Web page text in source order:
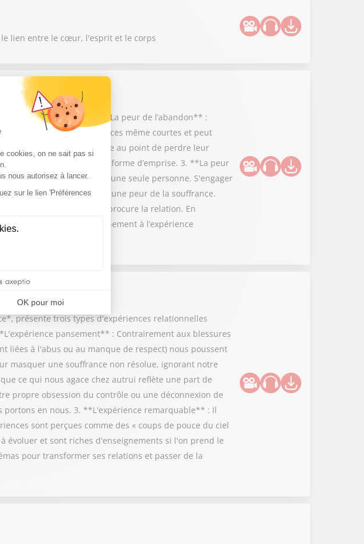
lien entre le cœur, l'esprit et le corps
amoureuses : 1. **La peur de l’abandon** :
lors d’absences même courtes et peut
d’être envahis par l’autre au point de perdre leur
trop envahissants ou une forme d’emprise. 3. **La peur
pour se consacrer à une seule personne. S'engager
elle est essentiellement une peur de la souffrance.
la joie et du bonheur que procure la relation. En
limitée, ou s’ouvrir pleinement à l’expérience
présente trois types d'expériences relationnelles
pansement** : Contrairement aux blessures
liées à l'abus ou au manque de respect) nous poussent
masquer une souffrance non résolue, ignorant notre
ce qui nous agace chez autrui reflète une part de
propre obsession du contrôle ou une déconnexion de
en nous. 3. **L'expérience remarquable** : Il
sont perçues comme des « coups de pouce du ciel
évoluer et sont riches d'enseignements si l'on prend le
pour transformer ses relations et passer de la